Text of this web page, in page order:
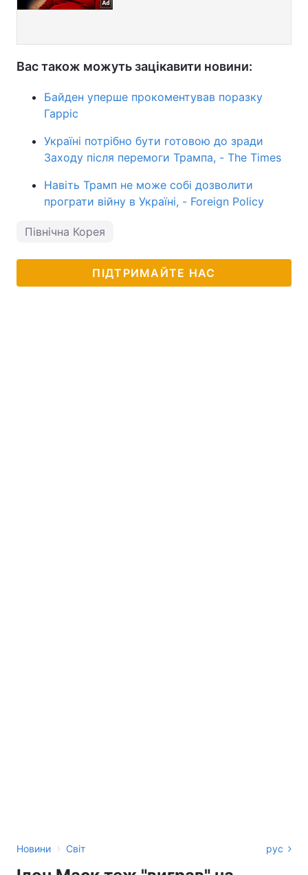
Вас також можуть зацікавити новини:
Байден уперше прокоментував поразку
Гарріс
Україні потрібно бути готовою до зради
Заходу після перемоги Трампа, - The Times
Навіть Трамп не може собі дозволити
програти війну в Україні, - Foreign Policy
Північна Корея
ПІДТРИМАЙТЕ НАС
Новини › Світ рус